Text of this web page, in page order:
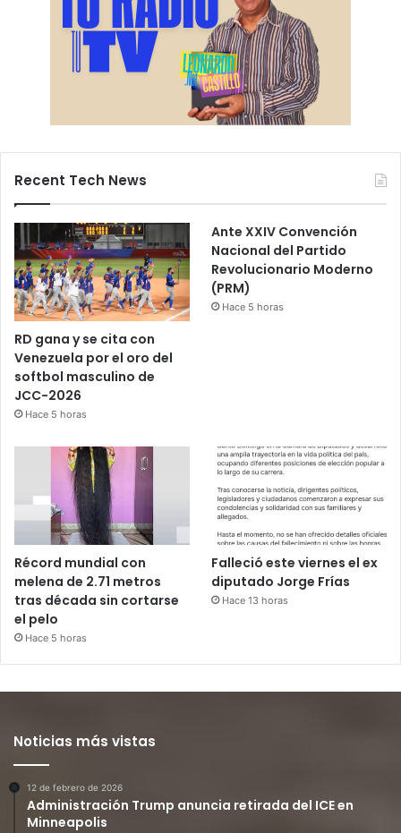
Recent Tech News
RD gana y se cita con
Venezuela por el oro del
softbol masculino de
JCC-2026
Hace 5 horas
Ante XXIV Convención
Nacional del Partido
Revolucionario Moderno
(PRM)
Hace 5 horas
Récord mundial con
melena de 2.71 metros
tras década sin cortarse
el pelo
Hace 5 horas
Falleció este viernes el ex
diputado Jorge Frías
Hace 13 horas
Noticias más vistas
12 de febrero de 2026
Administración Trump anuncia retirada del ICE en
Minneapolis